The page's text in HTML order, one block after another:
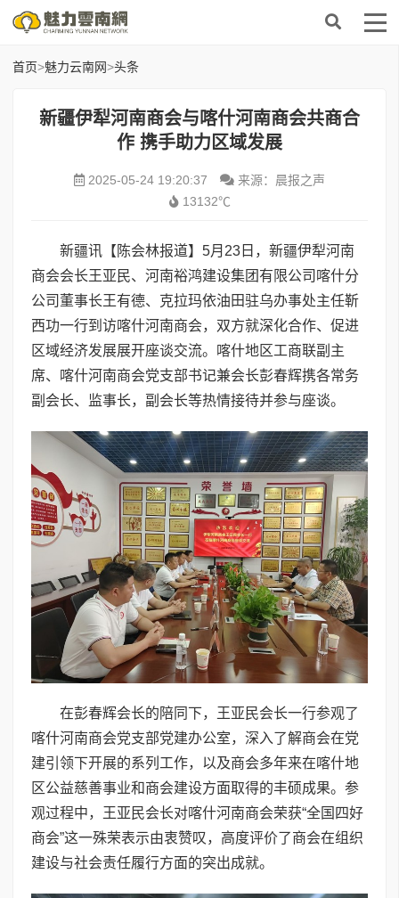
首页>魅力云南网>头条
新疆伊犁河南商会与喀什河南商会共商合
作 携手助力区域发展
2025-05-24 19:20:37
来源：晨报之声
13132℃
新疆讯【陈会林报道】5月23日，新疆伊犁河南
商会会长王亚民、河南裕鸿建设集团有限公司喀什分
公司董事长王有德、克拉玛依油田驻乌办事处主任靳
西功一行到访喀什河南商会，双方就深化合作、促进
区域经济发展展开座谈交流。喀什地区工商联副主
席、喀什河南商会党支部书记兼会长彭春辉携各常务
副会长、监事长，副会长等热情接待并参与座谈。
在彭春辉会长的陪同下，王亚民会长一行参观了
喀什河南商会党支部党建办公室，深入了解商会在党
建引领下开展的系列工作，以及商会多年来在喀什地
区公益慈善事业和商会建设方面取得的丰硕成果。参
观过程中，王亚民会长对喀什河南商会荣获“全国四好
商会”这一殊荣表示由衷赞叹，高度评价了商会在组织
建设与社会责任履行方面的突出成就。